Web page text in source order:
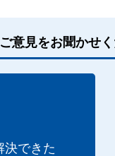
意見をお聞かせ
決できた